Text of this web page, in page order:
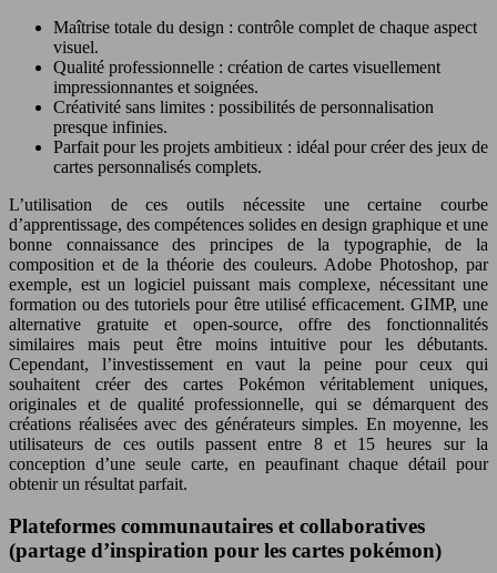
Maîtrise totale du design : contrôle complet de chaque aspect
visuel.
Qualité professionnelle : création de cartes visuellement
impressionnantes et soignées.
Créativité sans limites : possibilités de personnalisation
presque infinies.
Parfait pour les projets ambitieux : idéal pour créer des jeux de
cartes personnalisés complets.
L’utilisation de ces outils nécessite une certaine courbe
d’apprentissage, des compétences solides en design graphique et une
bonne connaissance des principes de la typographie, de la
composition et de la théorie des couleurs. Adobe Photoshop, par
exemple, est un logiciel puissant mais complexe, nécessitant une
formation ou des tutoriels pour être utilisé efficacement. GIMP, une
alternative gratuite et open-source, offre des fonctionnalités
similaires mais peut être moins intuitive pour les débutants.
Cependant, l’investissement en vaut la peine pour ceux qui
souhaitent créer des cartes Pokémon véritablement uniques,
originales et de qualité professionnelle, qui se démarquent des
créations réalisées avec des générateurs simples. En moyenne, les
utilisateurs de ces outils passent entre 8 et 15 heures sur la
conception d’une seule carte, en peaufinant chaque détail pour
obtenir un résultat parfait.
Plateformes communautaires et collaboratives
(partage d’inspiration pour les cartes pokémon)